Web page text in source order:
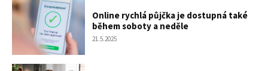
Online rychlá půjčka je dostupná také
během soboty a neděle
21.5.2025